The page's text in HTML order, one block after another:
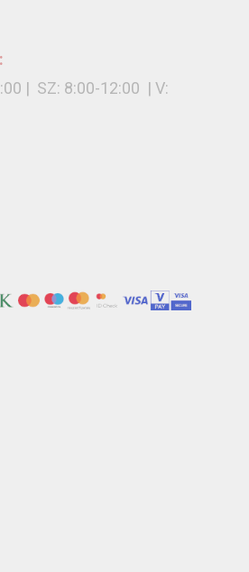
| SZ: 8:00-12:00 | V: